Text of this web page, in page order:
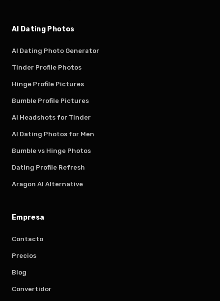
AI Dating Photos
AI Dating Photo Generator
Tinder Profile Photos
Hinge Profile Pictures
Bumble Profile Pictures
AI Headshots for Tinder
AI Dating Photos for Men
Bumble vs Hinge Photos
Dating Profile Refresh
Aragon AI Alternative
Empresa
Contacto
Precios
Blog
Convertidor